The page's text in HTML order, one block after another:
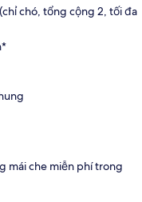
chó, tổng cộng 2, tối đa
mái che miễn phí trong